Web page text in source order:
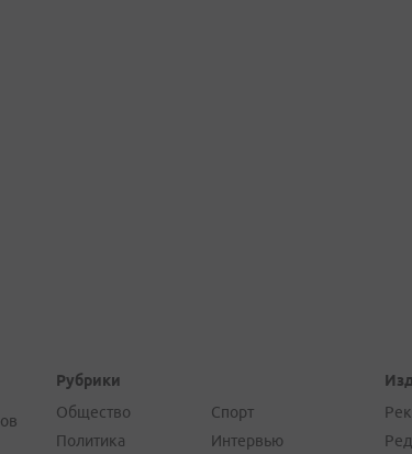
Рубрики
Общество
Политика
Спорт
Интервью